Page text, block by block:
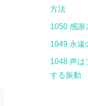
方法
1050 感謝
1049 永遠
1048 声は
する振動